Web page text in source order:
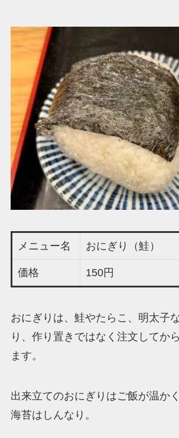
メニュー名 おにぎり（鮭）
価格 150円
おにぎりは、鮭やたらこ、明太子
り、作り置きではなく注文してか
ます。
出来立てのおにぎりはご飯が温か
海苔はしんなり。